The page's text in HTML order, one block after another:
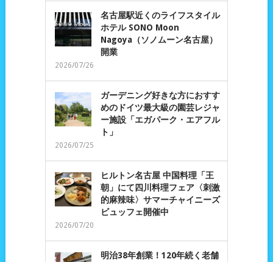
名古屋駅近くのライフスタイル
ホテル SONO Moon
Nagoya（ソノムーン名古屋）
開業
2026/07/26
ガーデニング好きな方におすす
めのドイツ最大級の園芸レジャ
ー施設「エガパーク・エアフル
ト」
2026/07/25
ヒルトン名古屋 中国料理「王
朝」にて四川料理フェア〈刺激
的麻辣味〉サマーチャイニーズ
ビュッフェ開催中
2026/07/20
明治38年創業！120年続く老舗